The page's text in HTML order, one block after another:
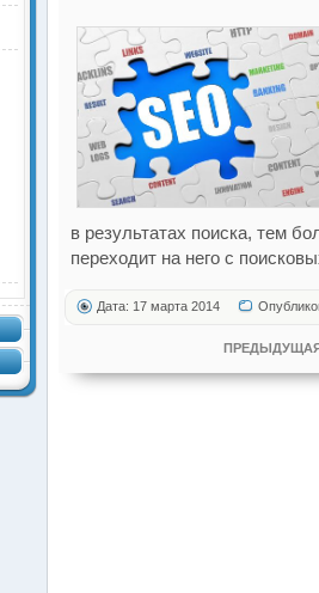
в результатах поиска, тем
переходит на него с
Дата: 17 марта 2014